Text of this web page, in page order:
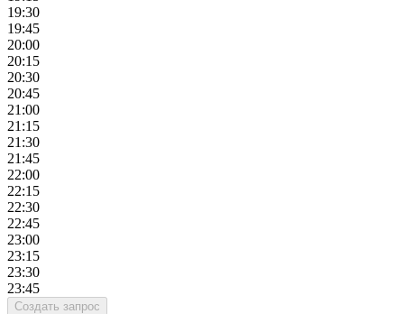
19:30
19:45
20:00
20:15
20:30
20:45
21:00
21:15
21:30
21:45
22:00
22:15
22:30
22:45
23:00
23:15
23:30
23:45
Создать запрос